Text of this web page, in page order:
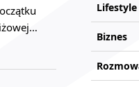
Lifestyle
Biznes